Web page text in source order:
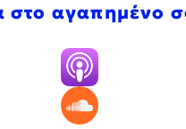
στο αγαπημένο